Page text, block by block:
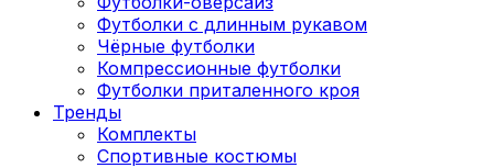
Футболки с длинным рукавом
Чёрные футболки
Компрессионные футболки
Футболки приталенного кроя
Тренды
Комплекты
Спортивные костюмы